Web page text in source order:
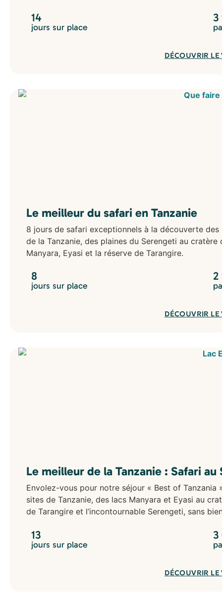
14
jours sur place
3
DÉCOUVRIR LE
Le meilleur du safari en Tanzanie
8 jours de safari exceptionnels à la découverte
de la Tanzanie, des plaines du Serengeti au
Manyara, Eyasi et la réserve de Tarangire.
8
jours sur place
2
DÉCOUVRIR LE
Le meilleur de la Tanzanie : Safari
Envolez-vous pour notre séjour « Best of
sites de Tanzanie, des lacs Manyara et Eyasi au
de Tarangire et l’incontournable Serengeti, sans
13
jours sur place
3
DÉCOUVRIR LE